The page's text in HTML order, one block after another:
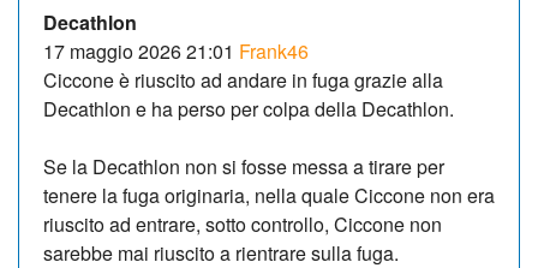
Decathlon
17 maggio 2026 21:01 Frank46
Ciccone è riuscito ad andare in fuga grazie alla
Decathlon e ha perso per colpa della Decathlon.
Se la Decathlon non si fosse messa a tirare per
tenere la fuga originaria, nella quale Ciccone non era
riuscito ad entrare, sotto controllo, Ciccone non
sarebbe mai riuscito a rientrare sulla fuga.